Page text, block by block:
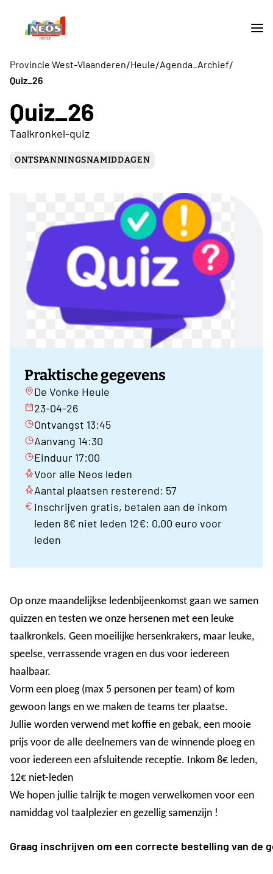
Provincie West-Vlaanderen/Heule/Agenda_Archief/
Quiz_26
Quiz_26
Taalkronkel-quiz
ONTSPANNINGSNAMIDDAGEN
Praktische gegevens
De Vonke Heule
23-04-26
Ontvangst 13:45
Aanvang 14:30
Einduur 17:00
Voor alle Neos leden
Aantal plaatsen resterend: 57
Inschrijven gratis, betalen aan de inkom
leden 8€ niet leden 12€: 0,00 euro voor
leden
Op onze maandelijkse ledenbijeenkomst gaan we samen
quizzen en testen we onze hersenen met een leuke
taalkronkels. Geen moeilijke hersenkrakers, maar leuke,
speelse, verrassende vragen en dus voor iedereen
haalbaar.
Vorm een ploeg (max 5 personen per team) of kom
gewoon langs en we maken de teams ter plaatse.
Jullie worden verwend met koffie en gebak, een mooie
prijs voor de alle deelnemers van de winnende ploeg en
voor iedereen een afsluitende receptie. Inkom 8€ leden,
12€ niet-leden
We hopen jullie talrijk te mogen verwelkomen voor een
namiddag vol taalplezier en gezellig samenzijn !
Graag inschrijven om een correcte bestelling van de